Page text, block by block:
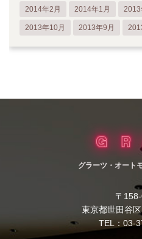
2014年2月 2014年1月 2013
2013年10月 2013年9月
グラーツ・オート
〒
東京都世田谷
TEL：03-